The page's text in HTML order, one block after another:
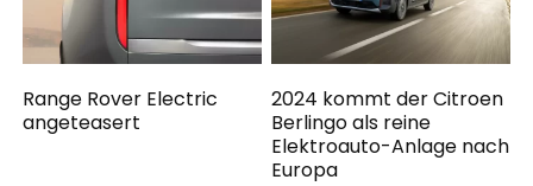
Range Rover Electric
angeteasert
2024 kommt der Citroen
Berlingo als reine
Elektroauto-Anlage nach
Europa